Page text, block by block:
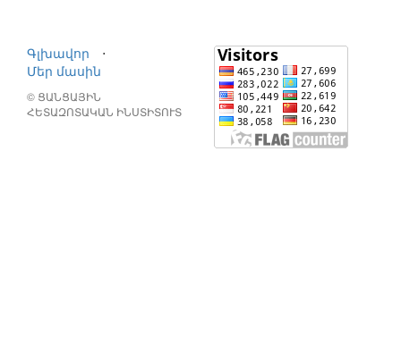
Գլխավոր
⋅
Մեր մասին
© ՑԱՆՑԱՅԻՆ
ՀԵՏԱԶՈՏԱԿԱՆ ԻՆՍՏԻՏՈՒՏ